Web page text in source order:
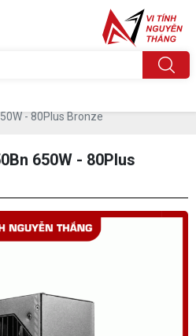
- 80Plus Bronze
650W - 80Plus